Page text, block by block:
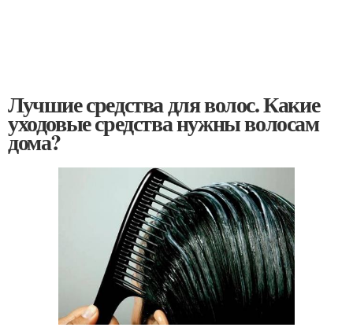
Лучшие средства для волос. Какие
уходовые средства нужны волосам
дома?